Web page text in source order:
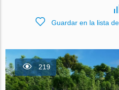
Guardar en la lista
219